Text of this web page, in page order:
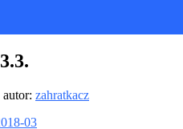
autor: zahratkacz